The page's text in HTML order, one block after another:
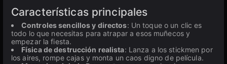
Características principales
Controles sencillos y directos: Un toque o un clic es
todo lo que necesitas para atrapar a esos muñecos y
empezar la fiesta.
Física de destrucción realista: Lanza a los stickmen por
los aires, rompe cajas y monta un caos digno de película.